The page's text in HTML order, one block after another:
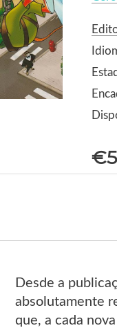
€5
Desde a
absolutamente
que, a cada